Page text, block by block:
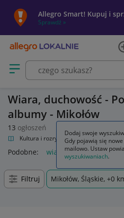
Allegro Smart! Kupuj i
Sprawdź »
Otwórz menu z kategoriami
Wiara, duchowość -
albumy - Mikołów
13 ogłoszeń
Kultura i rozrywka Książki
Podobne: wiara duchowość
Filtruj Mikołów, Śląskie, +0
Dodaj swoje
Gdy pojawią się
mailowo. Ustaw
wyszukiwaniach.